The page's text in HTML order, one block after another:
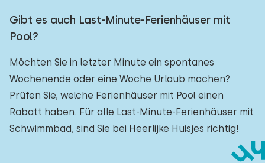
Gibt es auch Last-Minute-Ferienhäuser mit
Pool?
Möchten Sie in letzter Minute ein spontanes
Wochenende oder eine Woche Urlaub machen?
Prüfen Sie, welche Ferienhäuser mit Pool einen
Rabatt haben. Für alle Last-Minute-Ferienhäuser mit
Schwimmbad, sind Sie bei Heerlijke Huisjes richtig!